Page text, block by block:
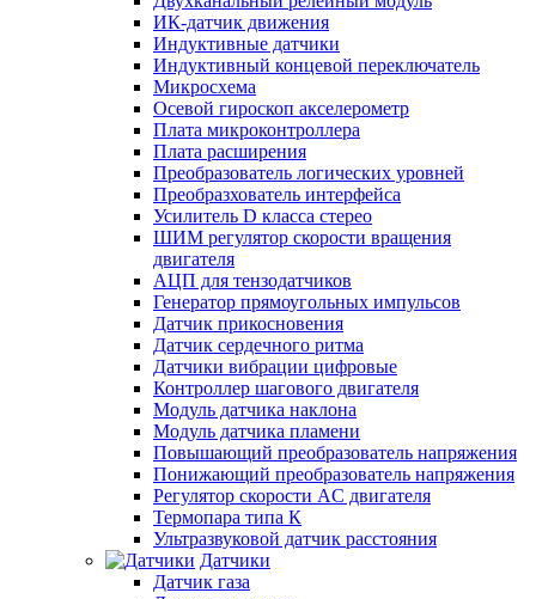
ИК-датчик движения
Индуктивные датчики
Индуктивный концевой переключатель
Микросхема
Осевой гироскоп акселерометр
Плата микроконтроллера
Плата расширения
Преобразователь логических уровней
Преобразхователь интерфейса
Усилитель D класса стерео
ШИМ регулятор скорости вращения
двигателя
АЦП для тензодатчиков
Генератор прямоугольных импульсов
Датчик прикосновения
Датчик сердечного ритма
Датчики вибрации цифровые
Контроллер шагового двигателя
Модуль датчика наклона
Модуль датчика пламени
Повышающий преобразователь напряжения
Понижающий преобразователь напряжения
Регулятор скорости AC двигателя
Термопара типа К
Ультразвуковой датчик расстояния
Датчики
Датчик газа